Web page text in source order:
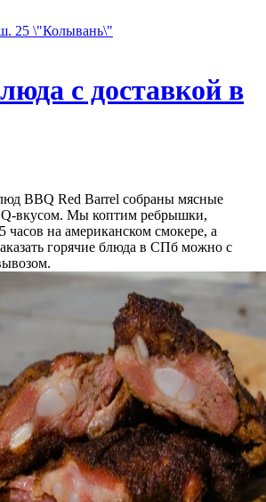
с доставкой в
BBQ Red Barrel собраны мясные
вкусом. Мы коптим ребрышки,
на американском смокере, а
горячие блюда в СПб можно с